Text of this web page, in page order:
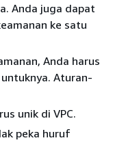
Anda juga dapat
ke satu
Anda harus
Aturan-
unik di VPC.
peka huruf